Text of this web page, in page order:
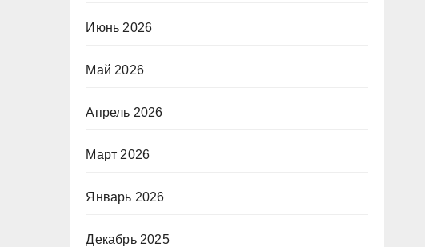
Июнь 2026
Май 2026
Апрель 2026
Март 2026
Январь 2026
Декабрь 2025